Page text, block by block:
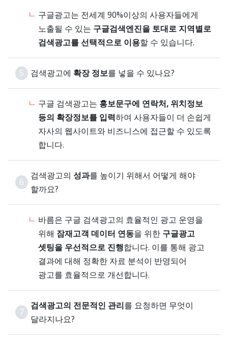
구글광고는 전세계 90%이상의 사용자들에게
노출될 수 있는 구글검색엔진을 토대로 지역별로
검색광고를 선택적으로 이용할 수 있습니다.
5 검색광고에 확장 정보를 넣을 수 있나요?
구글 검색광고는 홍보문구에 연락처, 위치정보
등의 확장정보를 입력하여 사용자들이 더 손쉽게
자사의 웹사이트와 비즈니스에 접근할 수 있도록
합니다.
6
검색광고의 성과를 높이기 위해서 어떻게 해야
할까요?
바름은 구글 검색광고의 효율적인 광고 운영을
위해 잠재고객 데이터 연동을 위한 구글광고
셋팅을 우선적으로 진행합니다. 이를 통해 광고
결과에 대해 정확한 자료 분석이 반영되어
광고를 효율적으로 개선합니다.
7
검색광고의 전문적인 관리를 요청하면 무엇이
달라지나요?